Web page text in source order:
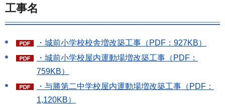
工事名
・城前小学校校舎増改築工事（PDF：927KB）
・城前小学校屋内運動場増改築工事（PDF：
759KB）
・与勝第二中学校屋内運動場増改築工事（PDF：
1,120KB）